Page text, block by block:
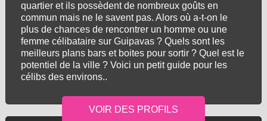
quartier et ils possèdent de nombreux goûts en
commun mais ne le savent pas. Alors où a-t-on le
plus de chances de rencontrer un homme ou une
femme célibataire sur Guipavas ? Quels sont les
meilleurs plans bars et boites pour sortir ? Quel est le
potentiel de la ville ? Voici un petit guide pour les
célibs des environs..